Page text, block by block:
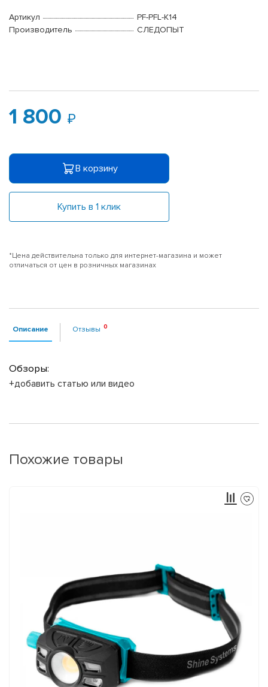
Артикул
PF-PFL-K14
Производитель
СЛЕДОПЫТ
1 800
В корзину
Купить в 1 клик
*Цена действительна только для интернет-магазина и может
отличаться от цен в розничных магазинах
Описание Отзывы
Обзоры:
+добавить статью или видео
Похожие товары